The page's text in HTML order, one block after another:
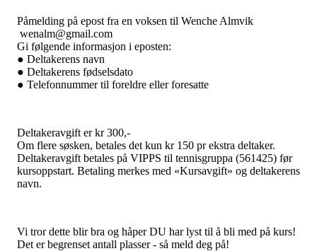
Påmelding på epost fra en voksen til Wenche Almvik
wenalm@gmail.com
Gi følgende informasjon i eposten:
● Deltakerens navn
● Deltakerens fødselsdato
● Telefonnummer til foreldre eller foresatte
Deltakeravgift er kr 300,-
Om flere søsken, betales det kun kr 150 pr ekstra deltaker.
Deltakeravgift betales på VIPPS til tennisgruppa (561425) før
kursoppstart. Betaling merkes med «Kursavgift» og deltakerens
navn.
Vi tror dette blir bra og håper DU har lyst til å bli med på kurs!
Det er begrenset antall plasser - så meld deg på!